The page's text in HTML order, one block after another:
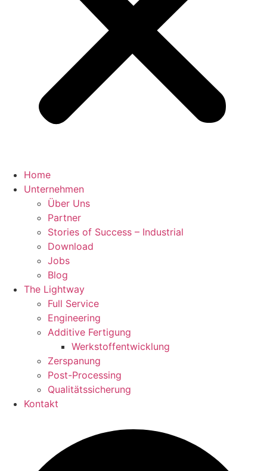
Home
Unternehmen
Über Uns
Partner
Stories of Success – Industrial
Download
Jobs
Blog
The Lightway
Full Service
Engineering
Additive Fertigung
Werkstoffentwicklung
Zerspanung
Post-Processing
Qualitätssicherung
Kontakt